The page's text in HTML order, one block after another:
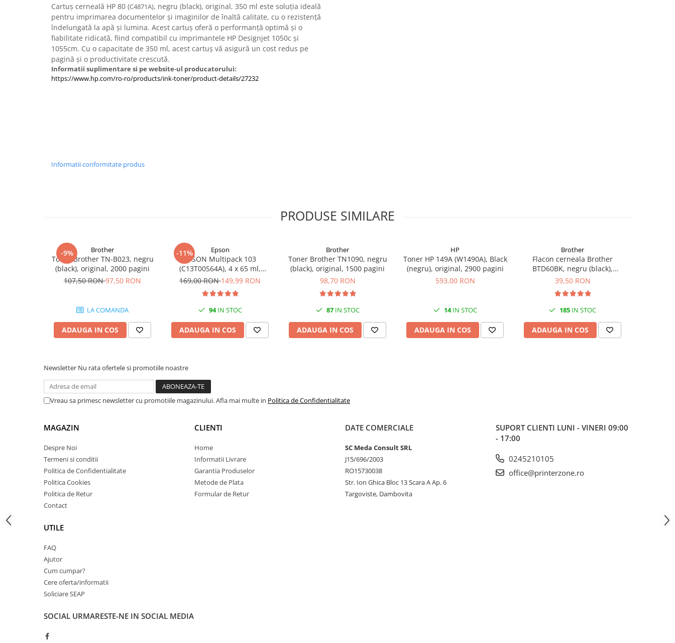
Filament imprimanta 3D
Laptopuri / notebookuri
Laptopuri gaming
Laptop-uri 2 in 1
Monitoare LED
Memorii RAM
SSD-uri interne
Hard disk-uri interne
Ventilatoare
Pasta termica
SSD-uri externe
Hard disk-uri externe
Placi captura
Adaptoare PCI / PCIe
Periferice PC
Cartuș cerneală HP 80 (C4871A), negru (black), original, 350 ml este soluția ideală
pentru imprimarea documentelor și imaginilor de înaltă calitate, cu o rezistență
îndelungată la apă și lumina. Acest cartuș oferă o performanță optimă și o
fiabilitate ridicată, fiind compatibil cu imprimantele HP Designjet 1050c și
1055cm. Cu o capacitate de 350 ml, acest cartuș vă asigură un cost redus pe
pagină și o productivitate crescută.
Informatii suplimentare si pe website-ul producatorului:
https://www.hp.com/ro-ro/products/ink-toner/product-details/27232
Informatii conformitate produs
PRODUSE SIMILARE
-9% Brother
Toner Brother TN-B023, negru
(black), original, 2000 pagini
107,50 RON97,50 RON
LA COMANDA
ADAUGA IN COS
-11% Epson
EPSON Multipack 103
(C13T00S64A), 4 x 65 ml,
Black/Cyan/Magenta/Yellow
169,00 RON149,99 RON
94IN STOC
ADAUGA IN COS
Brother
Toner Brother TN1090, negru
(black), original, 1500 pagini
98,70 RON
87IN STOC
ADAUGA IN COS
HP
Toner HP 149A (W1490A), Black
(negru), original, 2900 pagini
593,00 RON
14IN STOC
ADAUGA IN COS
Brother
Flacon cerneala Brother
BTD60BK, negru (black),
original, 6500 pagini, 108 ml
39,50 RON
185 IN STOC
ADAUGA IN COS
Newsletter Nu rata ofertele si promotiile noastre
Vreau sa primesc newsletter cu promotiile magazinului. Afla mai multe in Politica de Confidentialitate
MAGAZIN
Despre Noi
Termeni si conditii
Politica de Confidentialitate
Politica Cookies
Politica de Retur
Contact
UTILE
FAQ
Ajutor
Cum cumpar?
Cere oferta/informatii
Soliciare SEAP
CLIENTI
Home
Informatii Livrare
Garantia Produselor
Metode de Plata
Formular de Retur
DATE COMERCIALE
SC Meda Consult SRL
J15/696/2003
RO15730038
Str. Ion Ghica Bloc 13 Scara A Ap. 6
Targoviste, Dambovita
SUPORT CLIENTI LUNI - VINERI 09:00
- 17:00
0245210105
office@printerzone.ro
SOCIAL URMARESTE-NE IN SOCIAL MEDIA